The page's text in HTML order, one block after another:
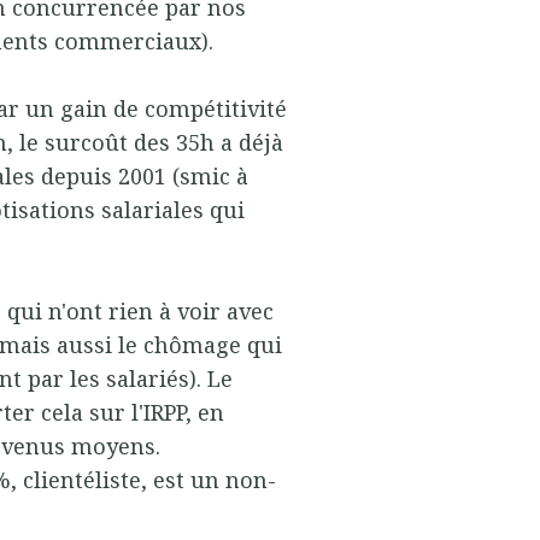
par nos
commerciaux).
un gain de compétitivité
le surcoût des 35h a déjà
depuis 2001 (smic à
salariales qui
n'ont rien à voir avec
aussi le chômage qui
par les salariés). Le
cela sur l'IRPP, en
moyens.
clientéliste, est un non-